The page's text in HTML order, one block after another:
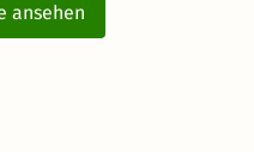
ansehen